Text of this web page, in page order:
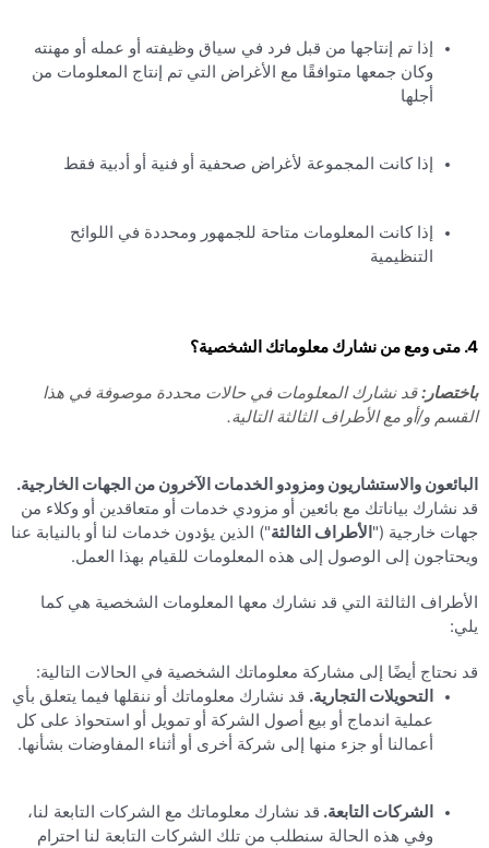
إذا تم إنتاجها من قبل فرد في سياق وظيفته أو عمله أو مهنته
وكان جمعها متوافقًا مع الأغراض التي تم إنتاج المعلومات من
أجلها
إذا كانت المجموعة لأغراض صحفية أو فنية أو أدبية فقط
إذا كانت المعلومات متاحة للجمهور ومحددة في اللوائح
التنظيمية
4. متى ومع من نشارك معلوماتك الشخصية؟
باختصار:قد نشارك المعلومات في حالات محددة موصوفة في هذا
القسم و/أو مع الأطراف الثالثة التالية.
البائعون والاستشاريون ومزودو الخدمات الآخرون من الجهات الخارجية.
قد نشارك بياناتك مع بائعين أو مزودي خدمات أو متعاقدين أو وكلاء من
جهات خارجية ("الأطراف الثالثة") الذين يؤدون خدمات لنا أو بالنيابة عنا
ويحتاجون إلى الوصول إلى هذه المعلومات للقيام بهذا العمل.
الأطراف الثالثة التي قد نشارك معها المعلومات الشخصية هي كما
يلي:
قد نحتاج أيضًا إلى مشاركة معلوماتك الشخصية في الحالات التالية:
التحويلات التجارية. قد نشارك معلوماتك أو ننقلها فيما يتعلق بأي
عملية اندماج أو بيع أصول الشركة أو تمويل أو استحواذ على كل
أعمالنا أو جزء منها إلى شركة أخرى أو أثناء المفاوضات بشأنها.
الشركات التابعة. قد نشارك معلوماتك مع الشركات التابعة لنا،
وفي هذه الحالة سنطلب من تلك الشركات التابعة لنا احترام